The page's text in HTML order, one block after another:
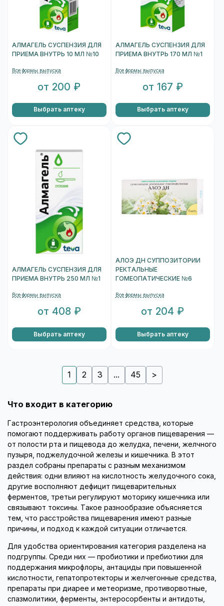
АЛМАГЕЛЬ СУСПЕНЗИЯ ДЛЯ
ПРИЕМА ВНУТРЬ 10 МЛ №10
Все формы выпуска
от 200 ₽
Выбрать аптеку
АЛМАГЕЛЬ СУСПЕНЗИЯ ДЛЯ
ПРИЕМА ВНУТРЬ 170 МЛ №1
Все формы выпуска
от 167 ₽
Выбрать аптеку
АЛМАГЕЛЬ СУСПЕНЗИЯ ДЛЯ
ПРИЕМА ВНУТРЬ 250 МЛ №1
Все формы выпуска
от 408 ₽
Выбрать аптеку
АЛОЭ ДН СУППОЗИТОРИИ
РЕКТАЛЬНЫЕ
ГОМЕОПАТИЧЕСКИЕ №6
Все формы выпуска
от 204 ₽
Выбрать аптеку
1 2 3 ... 45 >
Что входит в категорию
Гастроэнтерология объединяет средства, которые
помогают поддерживать работу органов пищеварения —
от полости рта и пищевода до желудка, печени, желчного
пузыря, поджелудочной железы и кишечника. В этот
раздел собраны препараты с разным механизмом
действия: одни влияют на кислотность желудочного сока,
другие восполняют дефицит пищеварительных
ферментов, третьи регулируют моторику кишечника или
связывают токсины. Такое разнообразие объясняется
тем, что расстройства пищеварения имеют разные
причины, и подход к каждой ситуации отличается.
Для удобства ориентирования категория разделена на
подгруппы. Среди них — пробиотики и пребиотики для
поддержания микрофлоры, антациды при повышенной
кислотности, гепатопротекторы и желчегонные средства,
препараты при диарее и метеоризме, противорвотные,
спазмолитики, ферменты, энтеросорбенты и антидоты,